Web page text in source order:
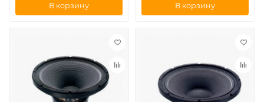
В корзину В корзину